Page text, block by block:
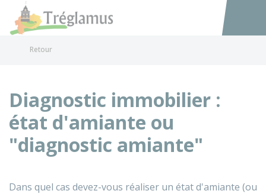
Accéder
Retour
Diagnostic immobilier :
état d'amiante ou
"diagnostic amiante"
Dans quel cas devez-vous réaliser un état d'amiante (ou